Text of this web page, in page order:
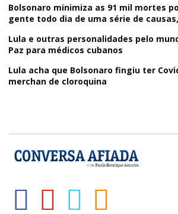
Bolsonaro minimiza as 91 mil mortes
gente todo dia de uma série de causas,
Lula e outras personalidades pelo
Paz para médicos cubanos
Lula acha que Bolsonaro fingiu ter
merchan de cloroquina